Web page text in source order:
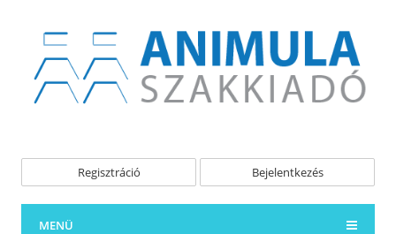
Regisztráció Bejelentkezés
MENÜ